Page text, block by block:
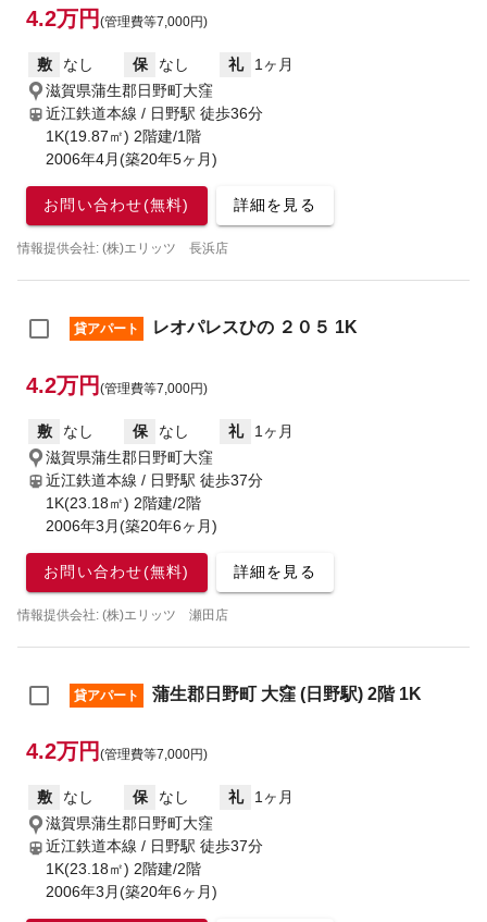
4.2万円 (管理費等7,000円)
敷 なし 保 なし 礼
1ヶ月
滋賀県蒲生郡日野町大窪
近江鉄道本線 / 日野駅 徒歩36分
1K(19.87㎡) 2階建/1階
2006年4月(築20年5ヶ月)
お問い合わせ(無料) 詳細を見る
情報提供会社: (株)エリッツ 長浜店
貸アパート レオパレスひの ２０５ 1K
4.2万円 (管理費等7,000円)
敷 なし 保 なし 礼
1ヶ月
滋賀県蒲生郡日野町大窪
近江鉄道本線 / 日野駅 徒歩37分
1K(23.18㎡) 2階建/2階
2006年3月(築20年6ヶ月)
お問い合わせ(無料) 詳細を見る
情報提供会社: (株)エリッツ 瀬田店
貸アパート 蒲生郡日野町 大窪 (日野駅) 2階 1K
4.2万円 (管理費等7,000円)
敷 なし 保 なし 礼
1ヶ月
滋賀県蒲生郡日野町大窪
近江鉄道本線 / 日野駅 徒歩37分
1K(23.18㎡) 2階建/2階
2006年3月(築20年6ヶ月)